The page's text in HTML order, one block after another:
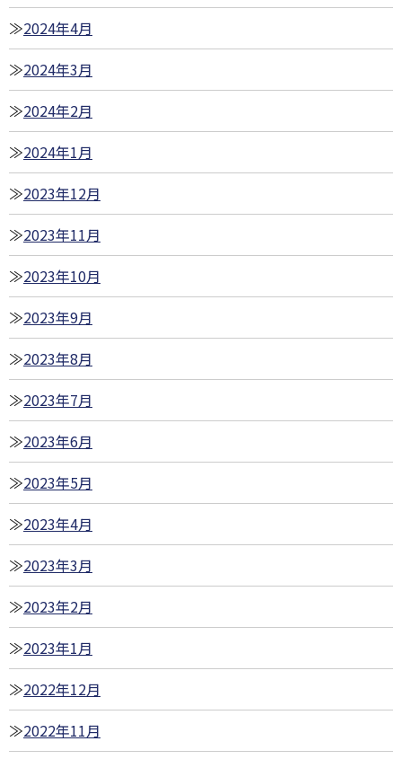
2024年4月
2024年3月
2024年2月
2024年1月
2023年12月
2023年11月
2023年10月
2023年9月
2023年8月
2023年7月
2023年6月
2023年5月
2023年4月
2023年3月
2023年2月
2023年1月
2022年12月
2022年11月